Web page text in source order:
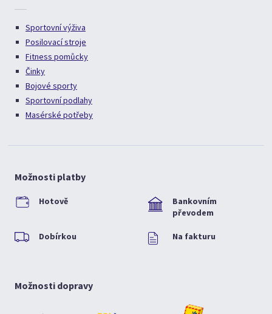
Sportovní výživa
Posilovací stroje
Fitness pomůcky
Činky
Bojové sporty
Sportovní podlahy
Masérské potřeby
Možnosti platby
Hotově
Bankovním
převodem
Dobírkou Na fakturu
Možnosti dopravy